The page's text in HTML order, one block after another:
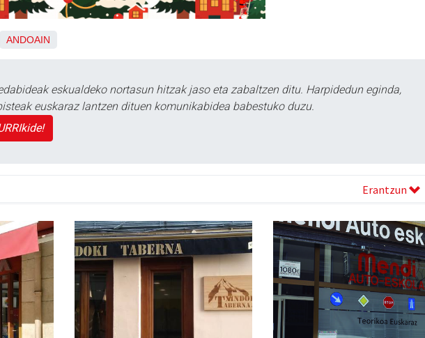
ANDOAIN
eskualdeko nortasun hitzak jaso eta zabaltzen ditu. Harpidedun eginda,
euskaraz lantzen dituen komunikabidea babestuko duzu.
Erantzun